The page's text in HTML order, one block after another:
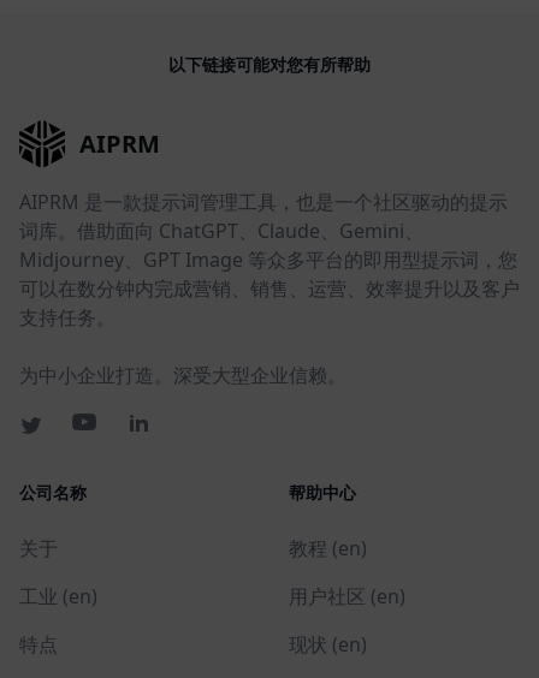
以下链接可能对您有所帮助
AIPRM
AIPRM 是一款提示词管理工具，也是一个社区驱动的提示
词库。借助面向 ChatGPT、Claude、Gemini、
Midjourney、GPT Image 等众多平台的即用型提示词，您
可以在数分钟内完成营销、销售、运营、效率提升以及客户
支持任务。
为中小企业打造。深受大型企业信赖。
公司名称
关于
工业 (en)
特点
帮助中心
教程 (en)
用户社区 (en)
现状 (en)